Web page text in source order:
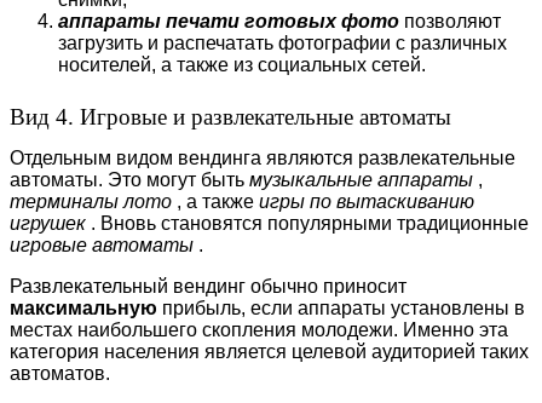
аппараты печати готовых фото позволяют
загрузить и распечатать фотографии с различных
носителей, а также из социальных сетей.
Вид 4. Игровые и развлекательные автоматы
Отдельным видом вендинга являются развлекательные
автоматы. Это могут быть музыкальные аппараты ,
терминалы лото , а также игры по вытаскиванию
игрушек . Вновь становятся популярными традиционные
игровые автоматы .
Развлекательный вендинг обычно приносит
максимальную прибыль, если аппараты установлены в
местах наибольшего скопления молодежи. Именно эта
категория населения является целевой аудиторией таких
автоматов.